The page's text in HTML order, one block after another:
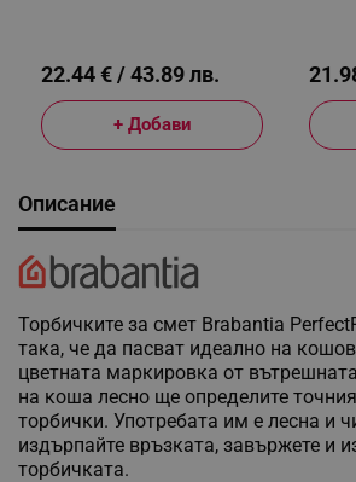
22.44 € / 43.89 лв.
+ Добави
Описание
Торбичките за смет Brabantia
така, че да пасват идеално на
цветната маркировка от
на коша лесно ще определите
торбички. Употребата им е лесна и
издърпайте връзката, завържете и
торбичката.